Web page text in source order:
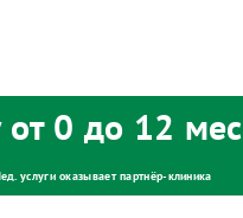
от 0 до 12
услуги оказывает партнёр‑клиника